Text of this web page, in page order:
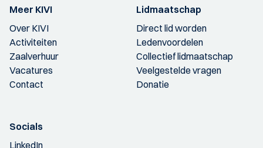
Meer KIVI
Over KIVI
Activiteiten
Zaalverhuur
Vacatures
Contact
Lidmaatschap
Direct lid worden
Ledenvoordelen
Collectief lidmaatschap
Veelgestelde vragen
Donatie
Socials
LinkedIn